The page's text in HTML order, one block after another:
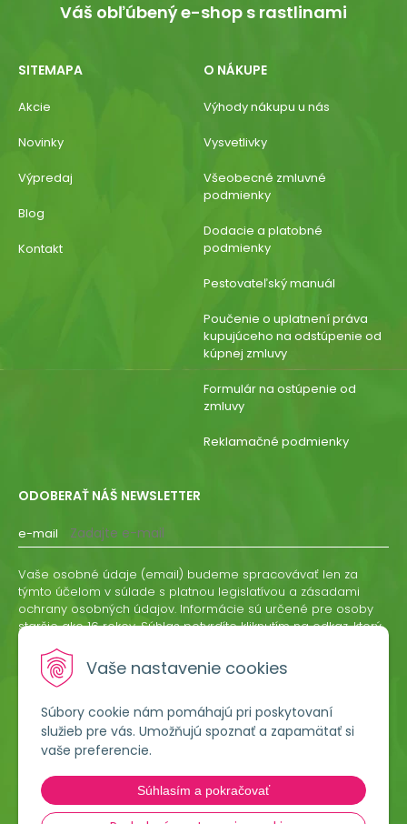
Vaše nastavenie cookies
Súbory cookie nám pomáhajú pri poskytovaní
služieb pre vás. Umožňujú spoznať a zapamätať si
vaše preferencie.
Súhlasím a pokračovať
Lumigreen, s.r.o.
Hradská 535
Váš obľúbený e-shop s rastlinami
SITEMAPA
Akcie
Novinky
Výpredaj
Blog
Kontakt
O NÁKUPE
Výhody nákupu u nás
Vysvetlivky
Všeobecné zmluvné
podmienky
Dodacie a platobné
podmienky
Pestovateľský manuál
Poučenie o uplatnení práva
kupujúceho na odstúpenie od
kúpnej zmluvy
Formulár na ostúpenie od
zmluvy
Reklamačné podmienky
ODOBERAŤ NÁŠ NEWSLETTER
e-mail
ODOBERAŤ
Vaše osobné údaje (email) budeme spracovávať len za
týmto účelom v súlade s platnou legislatívou a zásadami
ochrany osobných údajov. Informácie sú určené pre osoby
staršie ako 16 rokov. Súhlas potvrdíte kliknutím na odkaz, ktorý
odvolať písomne, emailom alebo kliknutím na odkaz z
ktoréhokoľvek informačného emailu.